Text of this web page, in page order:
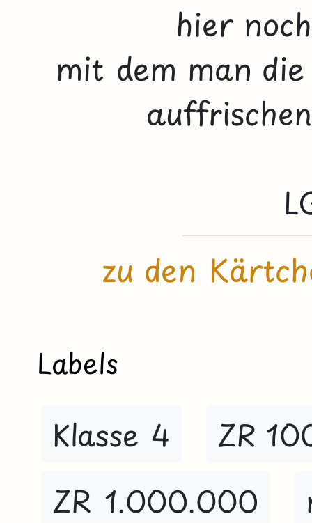
hier
mit dem man
zu den
Labels
Klasse 4
ZR
ZR 1.000.000